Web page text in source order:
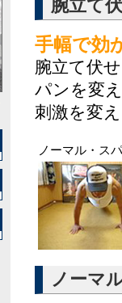
腕立て
手幅で効
腕立て伏
パンを変
刺激を変
ノーマル・ス
ノーマ